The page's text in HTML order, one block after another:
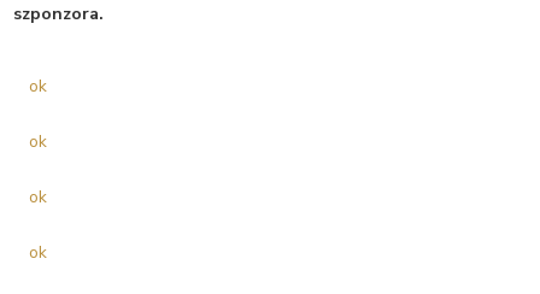
szponzora.
ok
ok
ok
ok